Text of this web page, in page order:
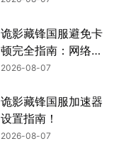
诡影藏锋国服避免卡
顿完全指南：网络优
化与解决技巧！
2026-08-07
诡影藏锋国服加速器
设置指南！
2026-08-07